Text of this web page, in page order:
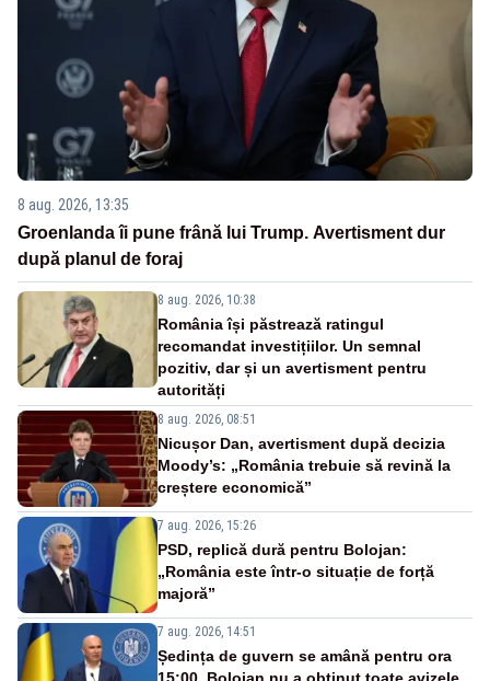
8 aug. 2026, 13:35
Groenlanda îi pune frână lui Trump. Avertisment dur
după planul de foraj
8 aug. 2026, 10:38
România își păstrează ratingul
recomandat investițiilor. Un semnal
pozitiv, dar și un avertisment pentru
autorități
8 aug. 2026, 08:51
Nicușor Dan, avertisment după decizia
Moody’s: „România trebuie să revină la
creștere economică”
7 aug. 2026, 15:26
PSD, replică dură pentru Bolojan:
„România este într-o situație de forță
majoră”
7 aug. 2026, 14:51
Ședința de guvern se amână pentru ora